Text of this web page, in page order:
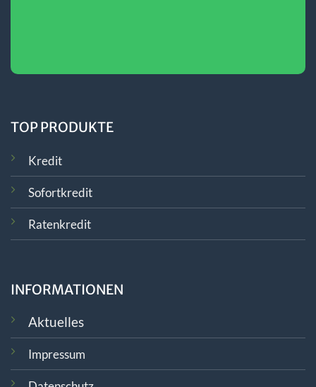
TOP PRODUKTE
Kredit
Sofortkredit
Ratenkredit
INFORMATIONEN
Aktuelles
Impressum